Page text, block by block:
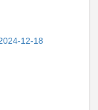
12-18